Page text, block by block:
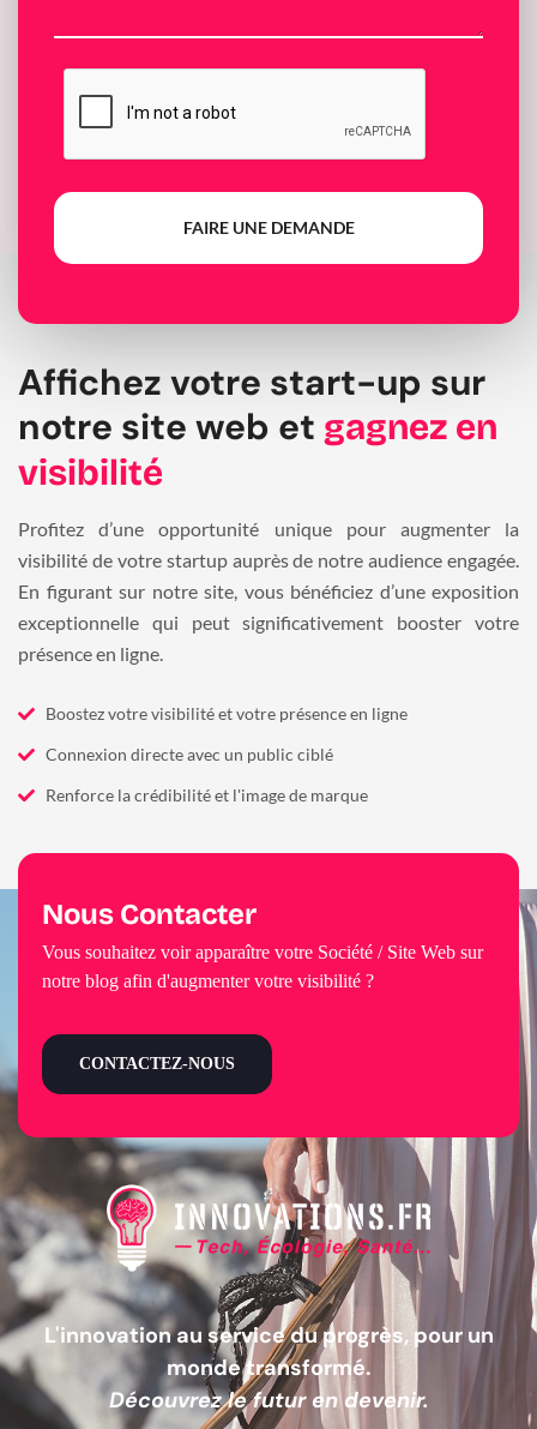
FAIRE UNE DEMANDE
Affichez votre start-up sur
notre site web et gagnez en
visibilité
Profitez d’une opportunité unique pour augmenter la
visibilité de votre startup auprès de notre audience engagée.
En figurant sur notre site, vous bénéficiez d’une exposition
exceptionnelle qui peut significativement booster votre
présence en ligne.
Boostez votre visibilité et votre présence en ligne
Connexion directe avec un public ciblé
Renforce la crédibilité et l'image de marque
L'innovation au service du progrès, pour un
monde transformé.
Découvrez le futur en devenir.
Nous Contacter
Vous souhaitez voir apparaître votre Société / Site Web sur
notre blog afin d'augmenter votre visibilité ?
CONTACTEZ-NOUS